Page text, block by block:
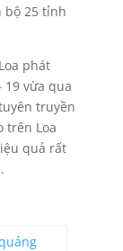
bộ 25 tỉnh
phát
vừa qua
truyền
trên Loa
quả rất